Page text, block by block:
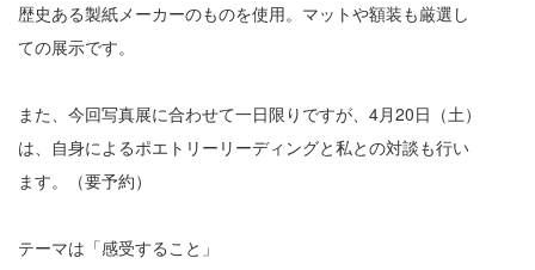
歴史ある製紙メーカーのものを使用。マットや額装も厳選し
ての展示です。
また、今回写真展に合わせて一日限りですが、4月20日（土）
は、自身によるポエトリーリーディングと私との対談も行い
ます。（要予約）
テーマは「感受すること」